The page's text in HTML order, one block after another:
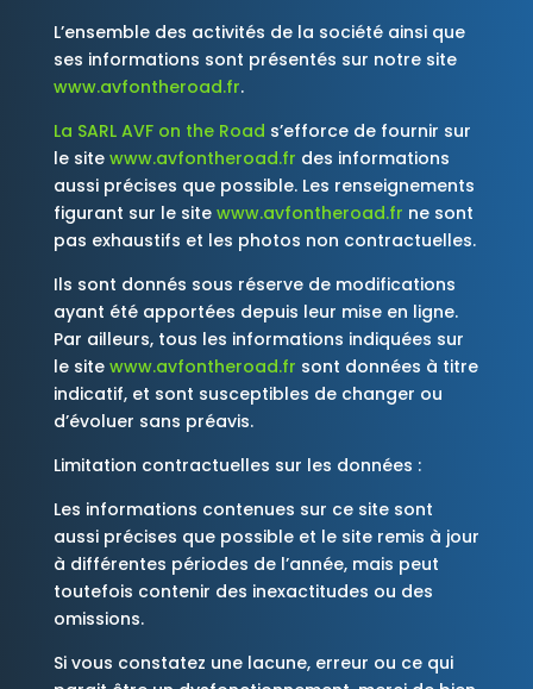
L’ensemble des activités de la société ainsi que
ses informations sont présentés sur notre site
www.avfontheroad.fr.
La SARL AVF on the Road s’efforce de fournir sur
le site www.avfontheroad.fr des informations
aussi précises que possible. Les renseignements
figurant sur le site www.avfontheroad.fr ne sont
pas exhaustifs et les photos non contractuelles.
Ils sont donnés sous réserve de modifications
ayant été apportées depuis leur mise en ligne.
Par ailleurs, tous les informations indiquées sur
le site www.avfontheroad.fr sont données à titre
indicatif, et sont susceptibles de changer ou
d’évoluer sans préavis.
Limitation contractuelles sur les données :
Les informations contenues sur ce site sont
aussi précises que possible et le site remis à jour
à différentes périodes de l’année, mais peut
toutefois contenir des inexactitudes ou des
omissions.
Si vous constatez une lacune, erreur ou ce qui